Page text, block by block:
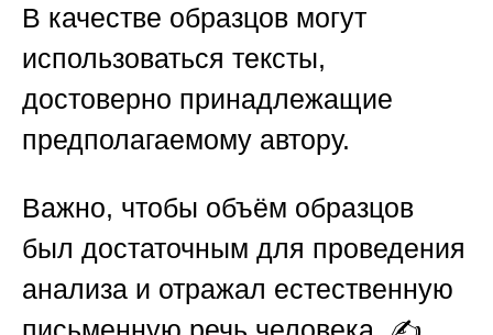
В качестве образцов могут
использоваться тексты,
достоверно принадлежащие
предполагаемому автору.
Важно, чтобы объём образцов
был достаточным для проведения
анализа и отражал естественную